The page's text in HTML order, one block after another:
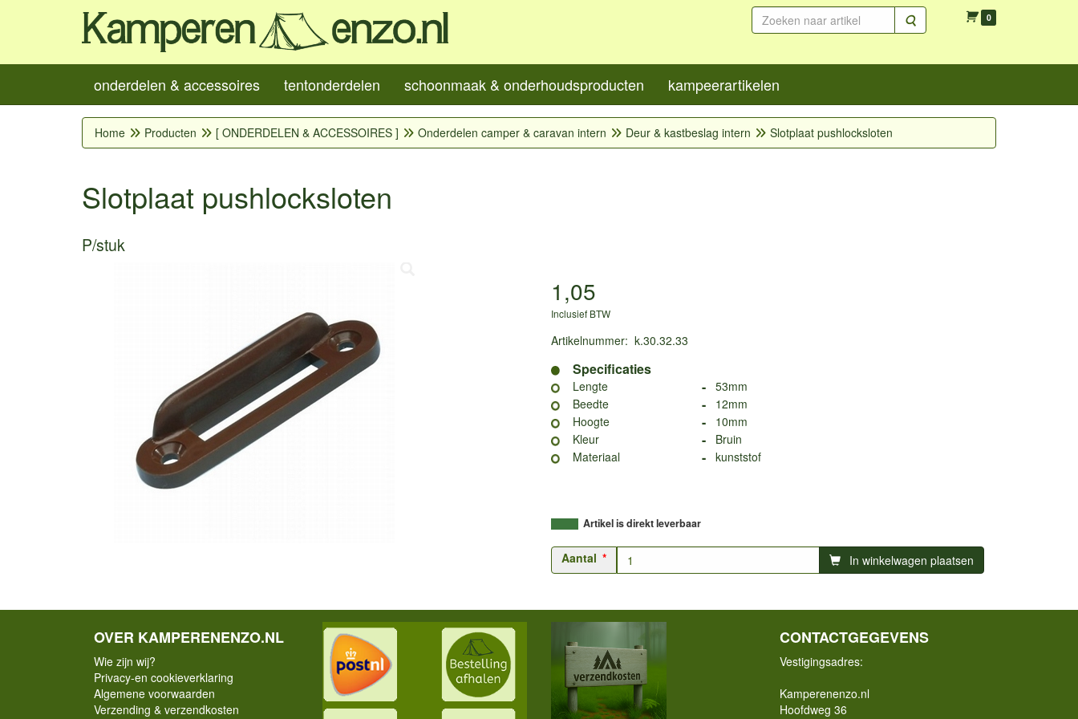
Zoeken 0
onderdelen & accessoires tentonderdelen schoonmaak & onderhoudsproducten kampeerartikelen
Home Producten [ ONDERDELEN & ACCESSOIRES ] Onderdelen camper & caravan intern Deur & kastbeslag intern Slotplaat pushlocksloten
Slotplaat pushlocksloten
P/stuk
1,05
Inclusief BTW
Artikelnummer: k.30.32.33
Specificaties
Lengte - 53mm
Beedte
-
12mm
Hoogte
-
10mm
Kleur
-
Bruin
Materiaal
- kunststof
Artikel is direkt leverbaar
Aantal In winkelwagen plaatsen
OVER KAMPERENENZO.NL
Wie zijn wij?
Privacy-en cookieverklaring
Algemene voorwaarden
Verzending & verzendkosten
CONTACTGEGEVENS
Vestigingsadres:
Kamperenenzo.nl
Hoofdweg 36